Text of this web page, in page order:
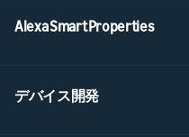
Alexa Smart Properties
デバイス開発